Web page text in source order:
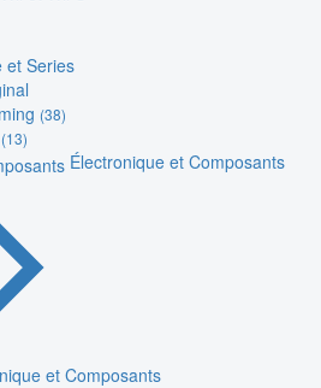
et Series
(38)
(13)
Électronique et Composants
et Composants